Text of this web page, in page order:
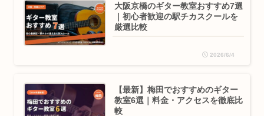
大阪京橋のギター教室おすすめ7選
｜初心者歓迎の駅チカスクールを
厳選比較
2026/6/4
【最新】梅田でおすすめのギター
教室6選｜料金・アクセスを徹底比
較